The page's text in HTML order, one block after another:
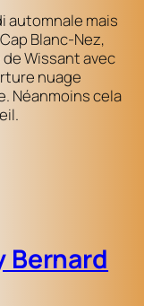
automnale mais
Blanc-Nez,
Wissant avec
nuage
Néanmoins cela
Bernard